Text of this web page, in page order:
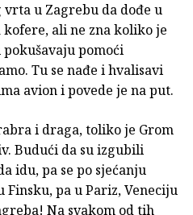
vrta u Zagrebu da dođe u
ali ne zna koliko je
pomoći
Tu se nađe i hvalisavi
avion i povede je na put.
i draga, toliko je Grom
Budući da su izgubili
idu, pa se po sjećanju
Finsku, pa u Pariz, Veneciju
Na svakom od tih